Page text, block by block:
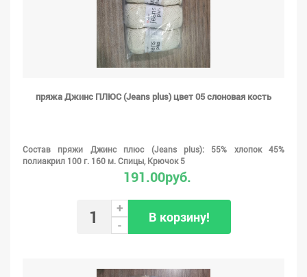
пряжа Джинс ПЛЮС (Jeans plus) цвет 05 слоновая кость
Состав пряжи Джинс плюс (Jeans plus): 55% хлопок 45%
полиакрил 100 г. 160 м. Спицы, Крючок 5
191.00руб.
+
-
В корзину!